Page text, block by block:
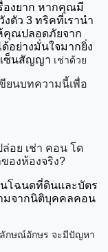
องยาก หากคุณมี
งตัว 3 ทริคที่เรานำ
คุณปลอดภัยจาก
ด้อย่างมั่นใจมากยิ่ง
ซ็นสัญญา เช่าด้วย
ยนบทความนี้เพื่อ
ล่อย เช่า คอน โด
ของห้องจริง?
นโฉนดที่ดินและบัตร
มจากนิติบุคคลคอน
กษณ์อักษร จะมีปัญหา